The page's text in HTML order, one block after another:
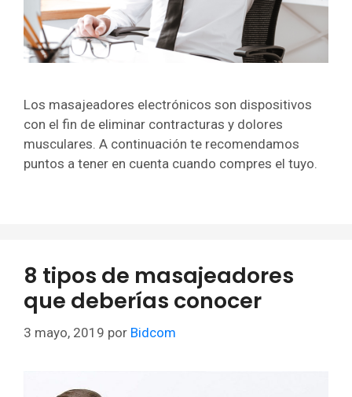
Los masajeadores electrónicos son dispositivos
con el fin de eliminar contracturas y dolores
musculares. A continuación te recomendamos
puntos a tener en cuenta cuando compres el tuyo.
8 tipos de masajeadores
que deberías conocer
3 mayo, 2019 por Bidcom